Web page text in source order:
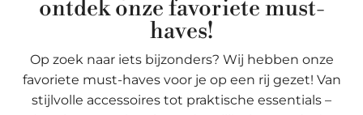
ontdek onze favoriete must-
haves!
Op zoek naar iets bijzonders? Wij hebben onze
favoriete must-haves voor je op een rij gezet! Van
stijlvolle accessoires tot praktische essentials –